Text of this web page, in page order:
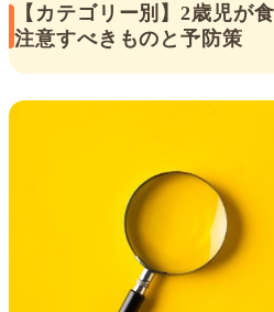
【カテゴリー別】2歳児が
注意すべきものと予防策